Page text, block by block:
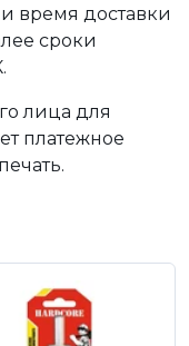
время доставки
сроки
лица для
платежное